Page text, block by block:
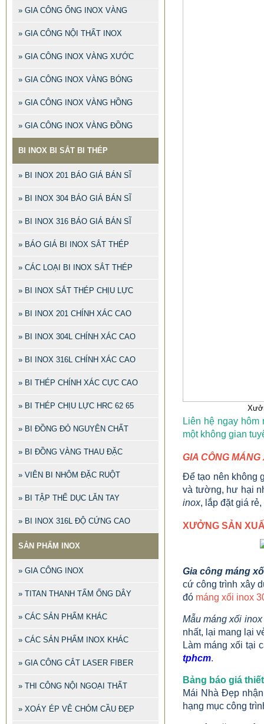
Liên hệ ngay
một không gian
GIA CÔNG
Để tạo nên không
và tường, hư hại
inox, lắp đặt giá
XƯỞNG SẢN
Gia công máng
cứ công trình xây
đó máng xối inox
Mẫu máng xối
nhất, lại mang lại
Làm máng xối tại
tphcm.
Bảng báo giá
Mái Nhà Đẹp
hạng mục công
» GIA CÔNG ỐNG INOX VÀNG
» GIA CÔNG NỘI THẤT INOX
» GIA CÔNG INOX VÀNG XƯỚC
» GIA CÔNG INOX VÀNG BÓNG
» GIA CÔNG INOX VÀNG HỒNG
» GIA CÔNG INOX VÀNG ĐỒNG
BI INOX BI SẮT BI THÉP
» BI INOX 201 BÁO GIÁ BÁN SĨ
» BI INOX 304 BÁO GIÁ BÁN SĨ
» BI INOX 316 BÁO GIÁ BÁN SĨ
» BÁO GIÁ BI INOX SẮT THÉP
» CÁC LOẠI BI INOX SẮT THÉP
» BI INOX SẮT THÉP CHỊU LỰC
» BI INOX 201 CHÍNH XÁC CAO
» BI INOX 304L CHÍNH XÁC CAO
» BI INOX 316L CHÍNH XÁC CAO
» BI THÉP CHÍNH XÁC CỰC CAO
» BI THÉP CHỊU LỰC HRC 62 65
» BI ĐỒNG ĐỎ NGUYÊN CHẤT
» BI ĐỒNG VÀNG THAU ĐẶC
» VIÊN BI NHÔM ĐẶC RUỘT
» BI TẬP THỂ DỤC LĂN TAY
» BI INOX 316L ĐỘ CỨNG CAO
SẢN PHẨM INOX
» GIA CÔNG INOX
» TITAN THANH TẤM ỐNG DÂY
» CÁC SẢN PHẨM KHÁC
» CÁC SẢN PHẨM INOX KHÁC
» GIA CÔNG CẮT LASER FIBER
» THI CÔNG NỘI NGOẠI THẤT
» XOÁY ÉP VÊ CHỎM CẦU ĐẸP